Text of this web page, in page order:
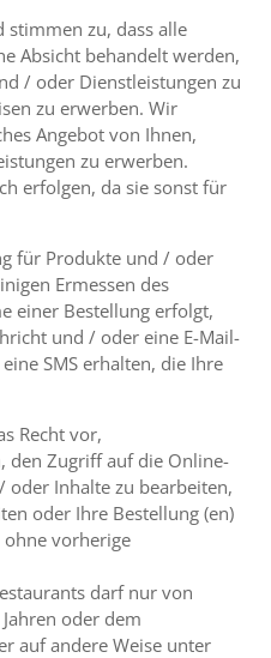
stimmen zu, dass alle
Absicht behandelt werden,
/ oder Dienstleistungen zu
zu erwerben. Wir
Angebot von Ihnen,
zu erwerben.
erfolgen, da sie sonst für
für Produkte und / oder
Ermessen des
einer Bestellung erfolgt,
und / oder eine E-Mail-
SMS erhalten, die Ihre
Recht vor,
den Zugriff auf die Online-
oder Inhalte zu bearbeiten,
oder Ihre Bestellung (en)
ohne vorherige
darf nur von
oder dem
auf andere Weise unter